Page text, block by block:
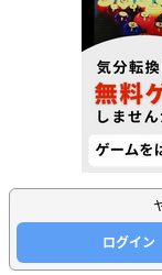
ログイン